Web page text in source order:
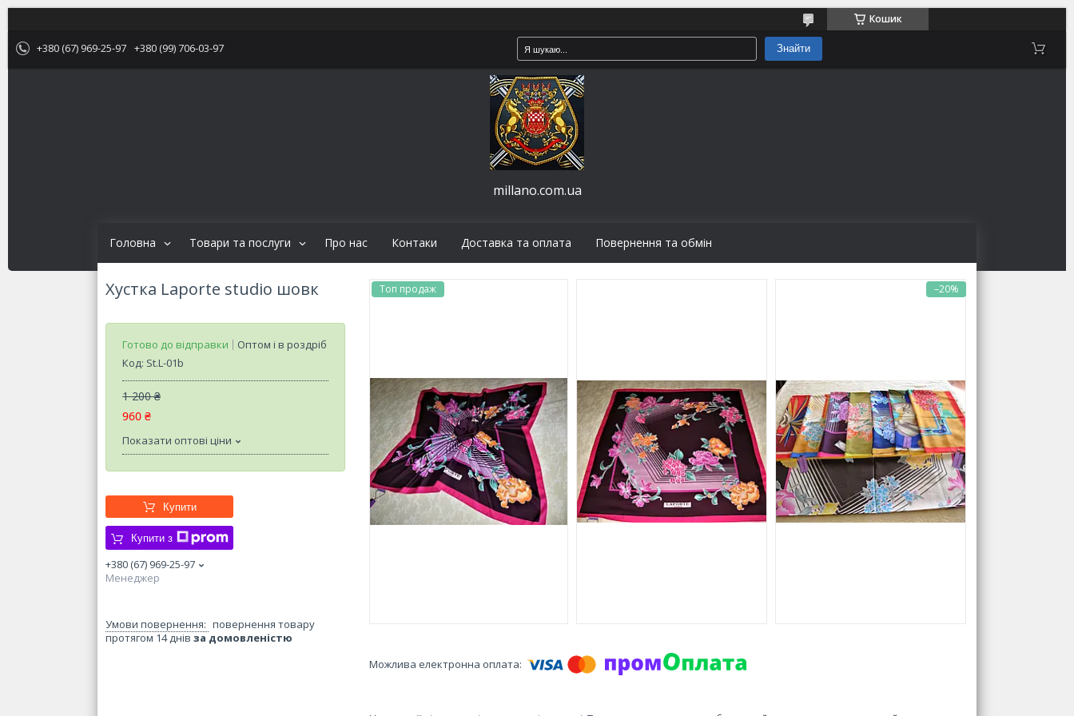
Кошик
+380 (67) 969-25-97 +380 (99) 706-03-97 Знайти
millano.com.ua
Головна Товари та послуги Про нас Контаки Доставка та оплата Повернення та обмін
Хустка Laporte studio шовк
Готово до відправки
Оптом і в роздріб
Код: St.L-01b
1 200 ₴
960 ₴
Показати оптові ціни
Купити
Купити з
+380 (67) 969-25-97
Менеджер
повернення товару
протягом 14 днів за домовленістю
Топ продаж –20%